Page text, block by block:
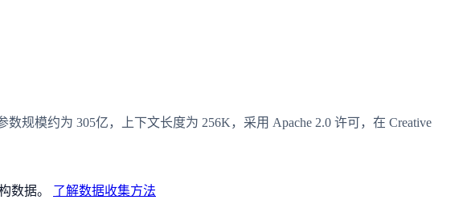
规模约为 305亿，上下文长度为 256K，采用 Apache 2.0 许可，在 Creative
数据。 了解数据收集方法